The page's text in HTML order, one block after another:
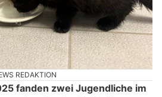
REDAKTION
fanden zwei Jugendliche im